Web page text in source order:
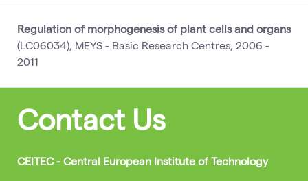
Regulation of morphogenesis of plant cells and organs
(LC06034), MEYS - Basic Research Centres, 2006 -
2011
Contact Us
CEITEC - Central European Institute of Technology